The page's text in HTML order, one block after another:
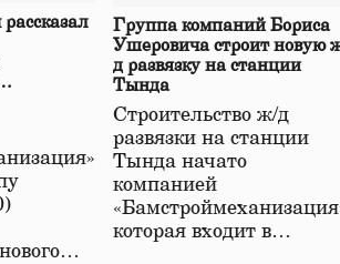
моста
Группа компаний Бориса
Ушеровича строит новую
д развязку на станции
Тында
Строительство ж/д
развязки на станции
Тында начато
компанией
которая входит в…